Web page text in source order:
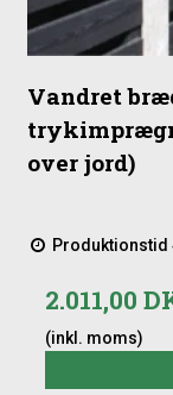
Vandret
over jord)
Produktionstid
2.011,00
(inkl. moms)